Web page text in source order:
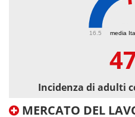
media
16.5
Incidenza di adulti
MERCATO DEL